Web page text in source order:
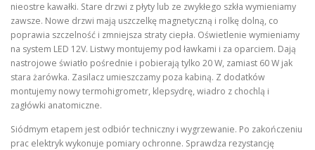
nieostre kawałki. Stare drzwi z płyty lub ze zwykłego szkła wymieniamy
zawsze. Nowe drzwi mają uszczelkę magnetyczną i rolkę dolną, co
poprawia szczelność i zmniejsza straty ciepła. Oświetlenie wymieniamy
na system LED 12V. Listwy montujemy pod ławkami i za oparciem. Dają
nastrojowe światło pośrednie i pobierają tylko 20 W, zamiast 60 W jak
stara żarówka. Zasilacz umieszczamy poza kabiną. Z dodatków
montujemy nowy termohigrometr, klepsydrę, wiadro z chochlą i
zagłówki anatomiczne.
Siódmym etapem jest odbiór techniczny i wygrzewanie. Po zakończeniu
prac elektryk wykonuje pomiary ochronne. Sprawdza rezystancję